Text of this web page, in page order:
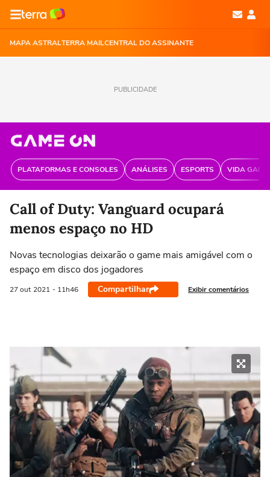
MAPA ASTRALTERRA MAILCENTRAL DO ASSINANTE
PUBLICIDADE
PLATAFORMAS E CONSOLES ANÁLISES ESPORTS VIDA
Call of Duty: Vanguard ocupará
menos espaço no HD
Novas tecnologias deixarão o game mais amigável com o
espaço em disco dos jogadores
27 out 2021 - 11h46 Compartilhar Exibir comentários